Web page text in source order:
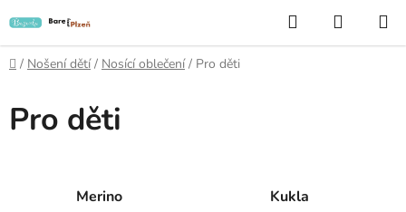
na
obsah
Hledat
KOŠÍK
Domů
/ Nošení dětí / Nosící oblečení / Pro děti
Pro děti
Merino Kukla